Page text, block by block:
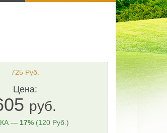
725 Руб.
Цена:
руб.
— 17% (120 Руб.)